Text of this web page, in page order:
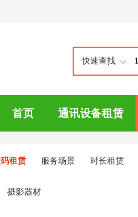
快速查找
首页 通讯设备租赁
租赁 服务场景 时长租赁
摄影器材